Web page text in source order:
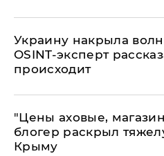
​Украину накрыла
OSINT-эксперт
происходит
​"Цены аховые,
блогер раскрыл
Крыму